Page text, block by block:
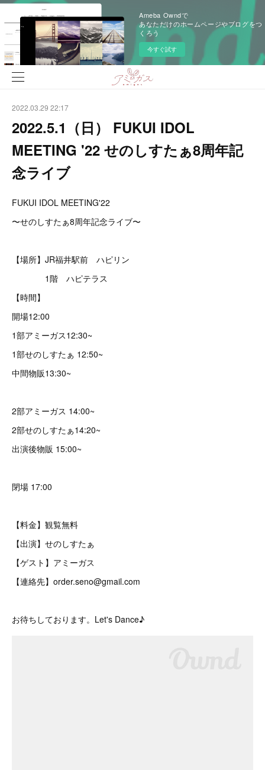
Ameba Owndで
あなただけのホームページやブログをつ
くろう
今すぐ試す
2022.03.29 22:17
2022.5.1（日） FUKUI IDOL
MEETING '22 せのしすたぁ8周年記
念ライブ
FUKUI IDOL MEETING'22
〜せのしすたぁ8周年記念ライブ〜
【場所】JR福井駅前 ハピリン
1階 ハピテラス
【時間】
開場12:00
1部アミーガス12:30~
1部せのしすたぁ 12:50~
中間物販13:30~
2部アミーガス 14:00~
2部せのしすたぁ14:20~
出演後物販 15:00~
閉場 17:00
【料金】観覧無料
【出演】せのしすたぁ
【ゲスト】アミーガス
【連絡先】order.seno@gmail.com
お待ちしております。Let's Dance♪